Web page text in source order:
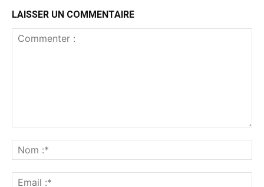
LAISSER UN COMMENTAIRE
:*